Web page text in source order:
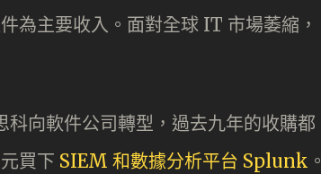
為主要收入。面對全球 IT 市場萎縮，
科向軟件公司轉型，過去九年的收購都
買下 SIEM 和數據分析平台 Splunk 。